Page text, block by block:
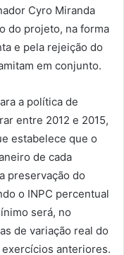
Cyro Miranda
do projeto, na forma
e pela rejeição do
em conjunto.
a política de
entre 2012 e 2015,
estabelece que o
de cada
preservação do
o INPC percentual
será, no
de variação real do
anteriores.